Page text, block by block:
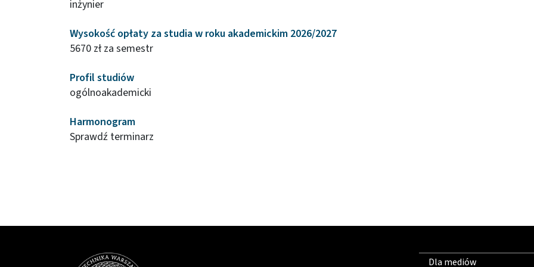
inżynier
Wysokość opłaty za studia w roku akademickim 2026/2027
5670 zł za semestr
Profil studiów
ogólnoakademicki
Harmonogram
Sprawdź terminarz
Dla mediów